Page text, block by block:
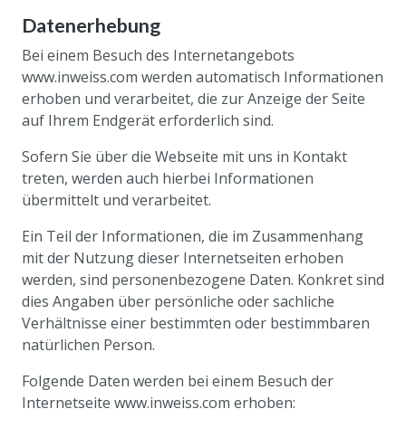
Datenerhebung
Bei einem Besuch des Internetangebots
www.inweiss.com werden automatisch Informationen
erhoben und verarbeitet, die zur Anzeige der Seite
auf Ihrem Endgerät erforderlich sind.
Sofern Sie über die Webseite mit uns in Kontakt
treten, werden auch hierbei Informationen
übermittelt und verarbeitet.
Ein Teil der Informationen, die im Zusammenhang
mit der Nutzung dieser Internetseiten erhoben
werden, sind personenbezogene Daten. Konkret sind
dies Angaben über persönliche oder sachliche
Verhältnisse einer bestimmten oder bestimmbaren
natürlichen Person.
Folgende Daten werden bei einem Besuch der
Internetseite www.inweiss.com erhoben: